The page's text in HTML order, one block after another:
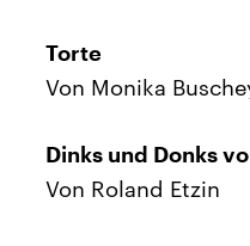
Torte
Von Monika
Dinks und Donks
Von Roland Etzin